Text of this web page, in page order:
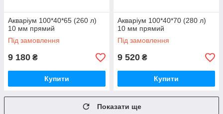
Акваріум 100*40*65 (260 л)
10 мм прямий
Під замовлення
9 180 ₴
Купити
Акваріум 100*40*70 (280 л)
10 мм прямий
Під замовлення
9 520 ₴
Купити
Показати ще